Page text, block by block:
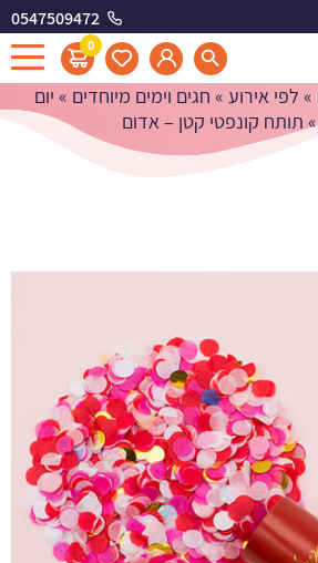
0547509472
0
קטן - אדום
» לפי אירוע » חגים וימים מיוחדים » יום
תותח קונפטי קטן – אדום